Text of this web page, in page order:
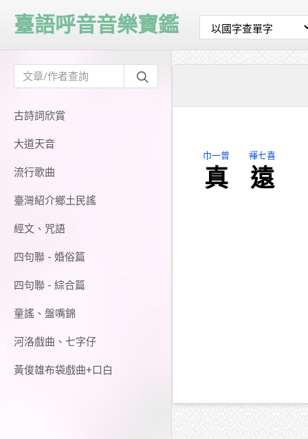
古詩詞欣賞
大道天音
流行歌曲
臺灣紹介鄉土民謠
經文、咒語
四句聯 - 婚俗篇
四句聯 - 綜合篇
童謠、盤嘴錦
河洛戲曲、七字仔
黃俊雄布袋戲曲+口白
臺語呼音音樂寶鑑
巾一曾
真
褌七喜
遠